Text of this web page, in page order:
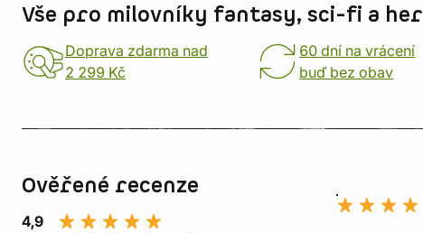
Vše pro milovníky fantasy, sci-fi a her
Doprava zdarma nad
2 299 Kč
60 dní na vrácení
buď bez obav
Ověřené recenze
4,9